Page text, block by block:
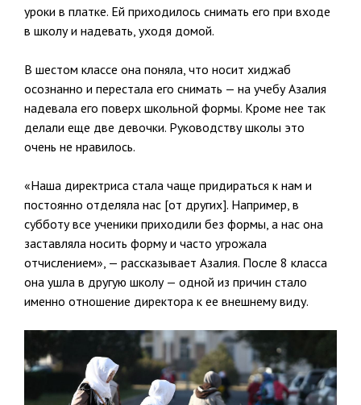
уроки в платке. Ей приходилось снимать его при входе
в школу и надевать, уходя домой.
В шестом классе она поняла, что носит хиджаб
осознанно и перестала его снимать — на учебу Азалия
надевала его поверх школьной формы. Кроме нее так
делали еще две девочки. Руководству школы это
очень не нравилось.
«Наша директриса стала чаще придираться к нам и
постоянно отделяла нас [от других]. Например, в
субботу все ученики приходили без формы, а нас она
заставляла носить форму и часто угрожала
отчислением», — рассказывает Азалия. После 8 класса
она ушла в другую школу — одной из причин стало
именно отношение директора к ее внешнему виду.